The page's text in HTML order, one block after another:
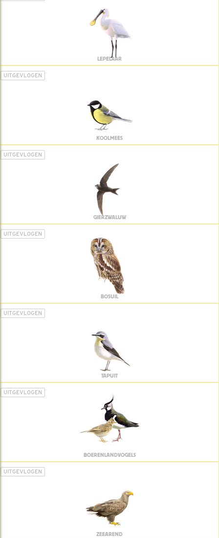
LEPELAAR
UITGEVLOGEN
KOOLMEES
UITGEVLOGEN
GIERZWALUW
UITGEVLOGEN
BOSUIL
UITGEVLOGEN
TAPUIT
UITGEVLOGEN
BOERENLANDVOGELS
UITGEVLOGEN
ZEEAREND